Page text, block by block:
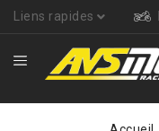
Liens rapides